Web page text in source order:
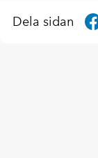
Dela sidan